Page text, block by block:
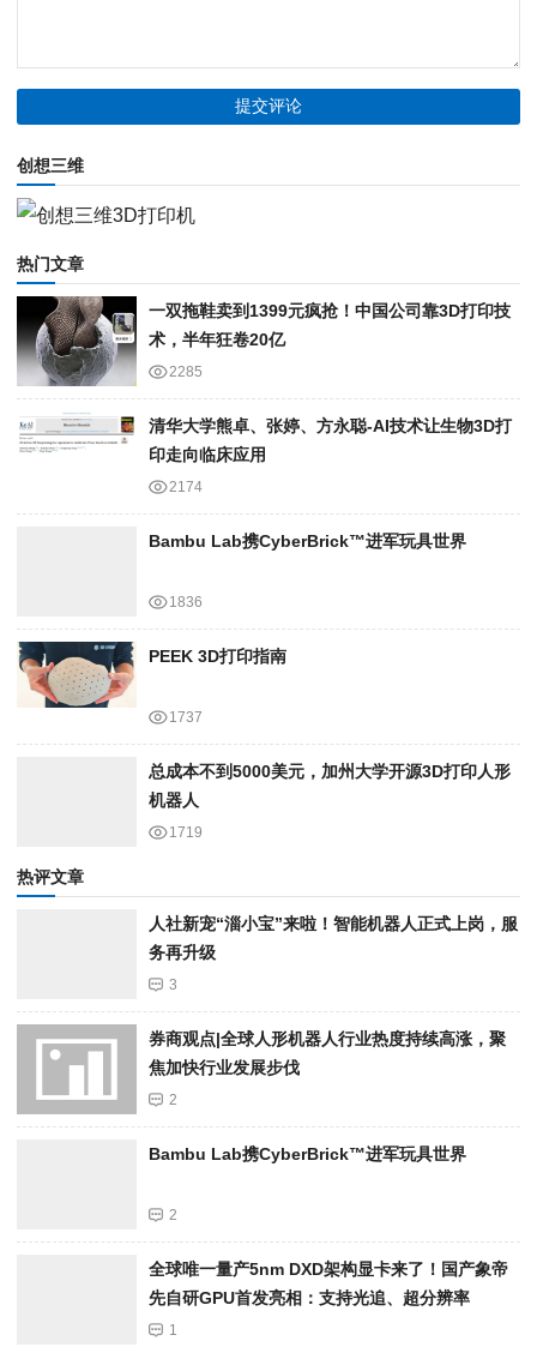
创想三维
热门文章
一双拖鞋卖到1399元疯抢！中国公司靠3D打印技
术，半年狂卷20亿
2285
清华大学熊卓、张婷、方永聪-AI技术让生物3D打
印走向临床应用
2174
Bambu Lab携Cyber​​Brick™进军玩具世界
1836
PEEK 3D打印指南
1737
总成本不到5000美元，加州大学开源3D打印人形
机器人
1719
热评文章
人社新宠“淄小宝”来啦！智能机器人正式上岗，服
务再升级
3
券商观点|全球人形机器人行业热度持续高涨，聚
焦加快行业发展步伐
2
Bambu Lab携Cyber​​Brick™进军玩具世界
2
全球唯一量产5nm DXD架构显卡来了！国产象帝
先自研GPU首发亮相：支持光追、超分辨率
1